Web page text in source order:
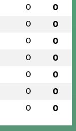
0 0
0 0
0 0
0 0
0 0
0 0
0 0